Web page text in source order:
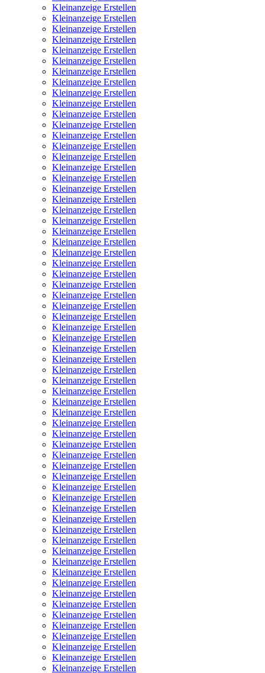
Kleinanzeige Erstellen
Kleinanzeige Erstellen
Kleinanzeige Erstellen
Kleinanzeige Erstellen
Kleinanzeige Erstellen
Kleinanzeige Erstellen
Kleinanzeige Erstellen
Kleinanzeige Erstellen
Kleinanzeige Erstellen
Kleinanzeige Erstellen
Kleinanzeige Erstellen
Kleinanzeige Erstellen
Kleinanzeige Erstellen
Kleinanzeige Erstellen
Kleinanzeige Erstellen
Kleinanzeige Erstellen
Kleinanzeige Erstellen
Kleinanzeige Erstellen
Kleinanzeige Erstellen
Kleinanzeige Erstellen
Kleinanzeige Erstellen
Kleinanzeige Erstellen
Kleinanzeige Erstellen
Kleinanzeige Erstellen
Kleinanzeige Erstellen
Kleinanzeige Erstellen
Kleinanzeige Erstellen
Kleinanzeige Erstellen
Kleinanzeige Erstellen
Kleinanzeige Erstellen
Kleinanzeige Erstellen
Kleinanzeige Erstellen
Kleinanzeige Erstellen
Kleinanzeige Erstellen
Kleinanzeige Erstellen
Kleinanzeige Erstellen
Kleinanzeige Erstellen
Kleinanzeige Erstellen
Kleinanzeige Erstellen
Kleinanzeige Erstellen
Kleinanzeige Erstellen
Kleinanzeige Erstellen
Kleinanzeige Erstellen
Kleinanzeige Erstellen
Kleinanzeige Erstellen
Kleinanzeige Erstellen
Kleinanzeige Erstellen
Kleinanzeige Erstellen
Kleinanzeige Erstellen
Kleinanzeige Erstellen
Kleinanzeige Erstellen
Kleinanzeige Erstellen
Kleinanzeige Erstellen
Kleinanzeige Erstellen
Kleinanzeige Erstellen
Kleinanzeige Erstellen
Kleinanzeige Erstellen
Kleinanzeige Erstellen
Kleinanzeige Erstellen
Kleinanzeige Erstellen
Kleinanzeige Erstellen
Kleinanzeige Erstellen
Kleinanzeige Erstellen